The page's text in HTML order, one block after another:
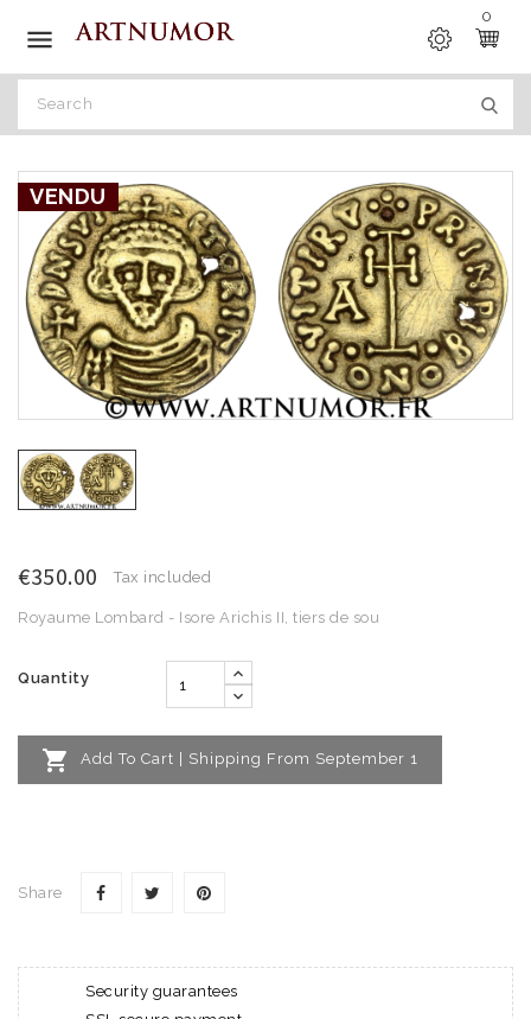

0
VENDU
€350.00 Tax included
Royaume Lombard - Isore Arichis II, tiers de sou
Quantity
 Add To Cart | Shipping From September 1
Share
Security guarantees